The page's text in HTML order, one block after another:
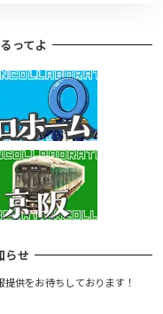
ってよ
らせ
供をお待ちしております！